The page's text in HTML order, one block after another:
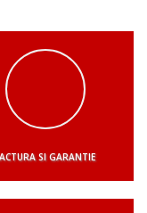
SI GARANTIE